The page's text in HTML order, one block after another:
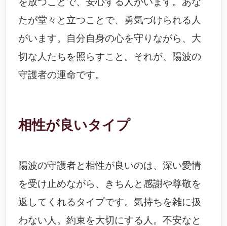
たが堂々と立つことで、勇気づけられる人
がいます。自分自身の心を守りながら、大
切な人たちを照らすこと。それが、陽波の
守護者の運命です。
相性が良いタイプ
陽波の守護者と相性が良いのは、深い愛情
を受け止めながら、きちんと感謝や尊敬を
返してくれるタイプです。気持ちを雑に扱
わない人。約束を大切にする人。不安なと